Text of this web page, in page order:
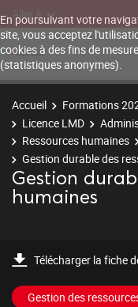
En poursuivant votre
site, vous acceptez
cookies à des fins de
(statistiques anonymes).
Aller à
Accueil Formations
Licence LMD
Ressources humaines
Gestion durable des
Gestion
humaines
Télécharger la fiche
Gestion des